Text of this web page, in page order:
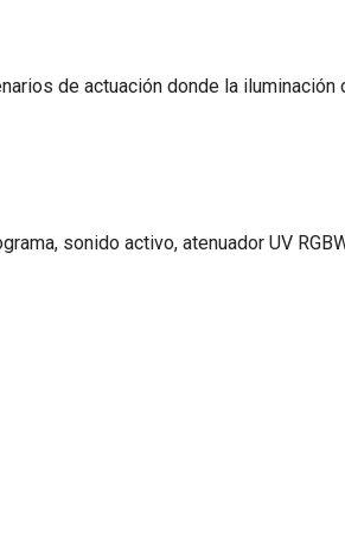
de actuación donde la
sonido activo, atenuador UV